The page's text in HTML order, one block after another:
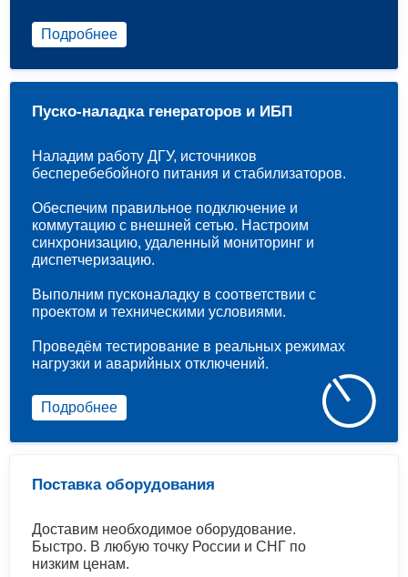
Подробнее
Поставка оборудования
Доставим необходимое оборудование.
Быстро. В любую точку России и СНГ по
низким ценам.
Пуско-наладка генераторов и ИБП
Наладим работу ДГУ, источников
бесперебебойного питания и стабилизаторов.
Обеспечим правильное подключение и
коммутацию с внешней сетью. Настроим
синхронизацию, удаленный мониторинг и
диспетчеризацию.
Выполним пусконаладку в соответствии с
проектом и техническими условиями.
Проведём тестирование в реальных режимах
нагрузки и аварийных отключений.
Подробнее